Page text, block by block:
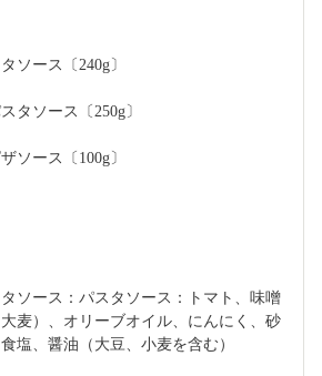
ソース〔240g〕
タソース〔250g〕
ソース〔100g〕
ソース：パスタソース：トマト、味噌
大麦）、オリーブオイル、にんにく、砂
塩、醤油（大豆、小麦を含む）